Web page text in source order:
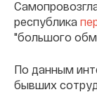
республика
"большого
По данным
бывших